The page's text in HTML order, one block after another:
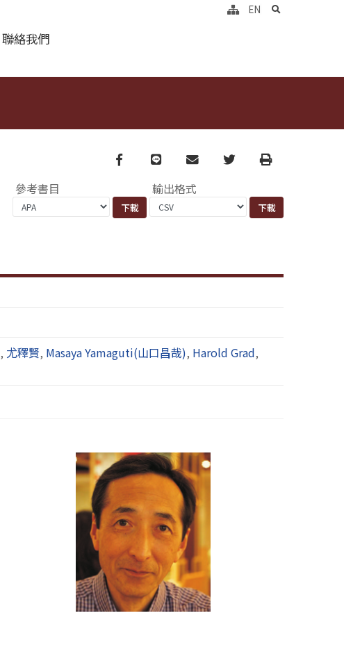
聯絡我們
EN search
Facebook
line email TwitterPrint
參考書目 輸出格式
, 尤釋賢, Masaya Yamaguti(山口昌哉), Harold Grad,